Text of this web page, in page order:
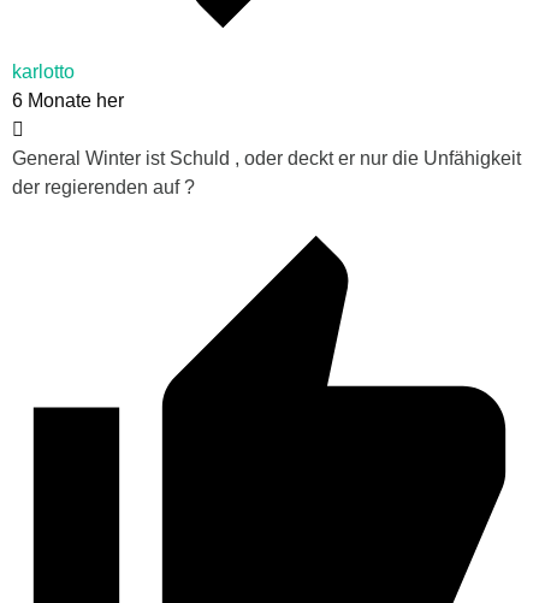
karlotto
6 Monate her
General Winter ist Schuld , oder deckt er nur die Unfähigkeit
der regierenden auf ?